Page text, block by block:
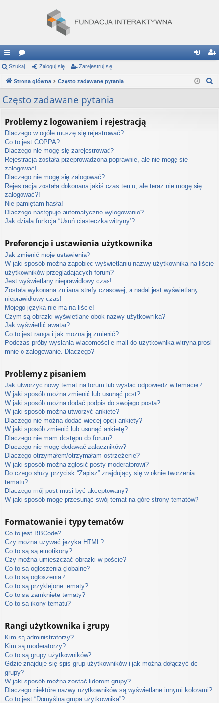
ię
ce
j
or
a og ej
Szukaj Zaloguj się Zarejestruj się
Strona główna Często zadawane pytania
Często zadawane pytania
Problemy z logowaniem i rejestracją
Dlaczego w ogóle muszę się rejestrować?
Co to jest COPPA?
Dlaczego nie mogę się zarejestrować?
Rejestracja została przeprowadzona poprawnie, ale nie mogę się
zalogować!
Dlaczego nie mogę się zalogować?
Rejestracja została dokonana jakiś czas temu, ale teraz nie mogę się
zalogować?!
Nie pamiętam hasła!
Dlaczego następuje automatyczne wylogowanie?
Jak działa funkcja “Usuń ciasteczka witryny”?
Preferencje i ustawienia użytkownika
Jak zmienić moje ustawienia?
W jaki sposób można zapobiec wyświetlaniu nazwy użytkownika na liście
użytkowników przeglądających forum?
Jest wyświetlany nieprawidłowy czas!
Została wykonana zmiana strefy czasowej, a nadal jest wyświetlany
nieprawidłowy czas!
Mojego języka nie ma na liście!
Czym są obrazki wyświetlane obok nazwy użytkownika?
Jak wyświetlić awatar?
Co to jest ranga i jak można ją zmienić?
Podczas próby wysłania wiadomości e-mail do użytkownika witryna prosi
mnie o zalogowanie. Dlaczego?
Problemy z pisaniem
Jak utworzyć nowy temat na forum lub wysłać odpowiedź w temacie?
W jaki sposób można zmienić lub usunąć post?
W jaki sposób można dodać podpis do swojego posta?
W jaki sposób można utworzyć ankietę?
Dlaczego nie można dodać więcej opcji ankiety?
W jaki sposób zmienić lub usunąć ankietę?
Dlaczego nie mam dostępu do forum?
Dlaczego nie mogę dodawać załączników?
Dlaczego otrzymałem/otrzymałam ostrzeżenie?
W jaki sposób można zgłosić posty moderatorowi?
Do czego służy przycisk “Zapisz” znajdujący się w oknie tworzenia
tematu?
Dlaczego mój post musi być akceptowany?
W jaki sposób mogę przesunąć swój temat na górę strony tematów?
Formatowanie i typy tematów
Co to jest BBCode?
Czy można używać języka HTML?
Co to są są emotikony?
Czy można umieszczać obrazki w poście?
Co to są ogłoszenia globalne?
Co to są ogłoszenia?
Co to są przyklejone tematy?
Co to są zamknięte tematy?
Co to są ikony tematu?
Rangi użytkownika i grupy
Kim są administratorzy?
Kim są moderatorzy?
Co to są grupy użytkowników?
Gdzie znajduje się spis grup użytkowników i jak można dołączyć do
grupy?
W jaki sposób można zostać liderem grupy?
Dlaczego niektóre nazwy użytkowników są wyświetlane innymi kolorami?
Co to jest “Domyślna grupa użytkownika”?